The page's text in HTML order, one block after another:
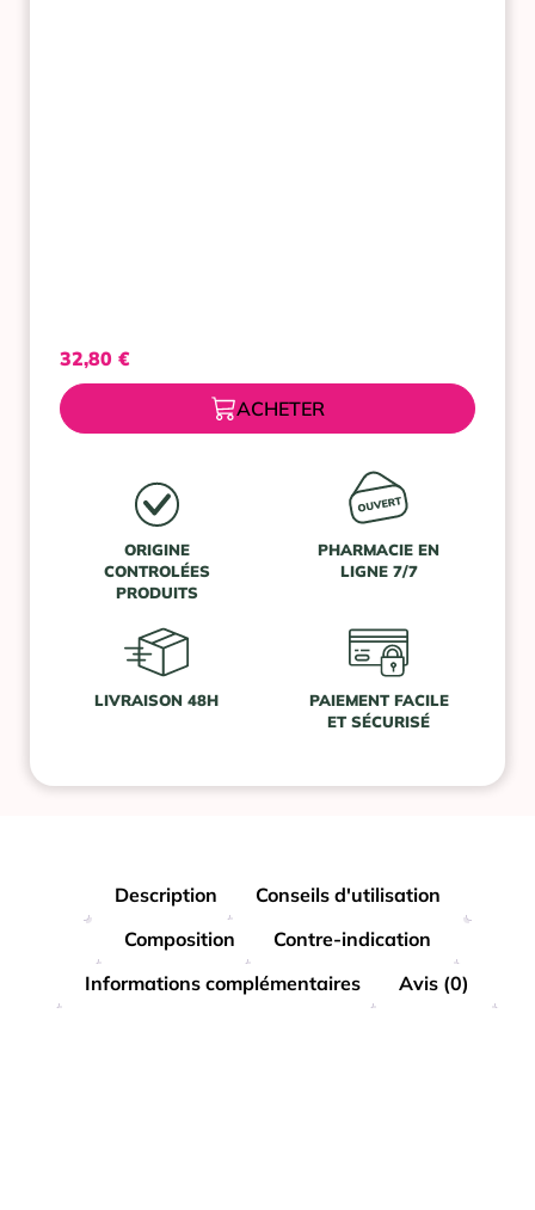
32,80 €
ACHETER
ORIGINE
CONTROLÉES
PRODUITS
PHARMACIE EN
LIGNE 7/7
LIVRAISON 48H
PAIEMENT FACILE
ET SÉCURISÉ
Description
Conseils d'utilisation
Composition
Contre-indication
Informations complémentaires
Avis (0)